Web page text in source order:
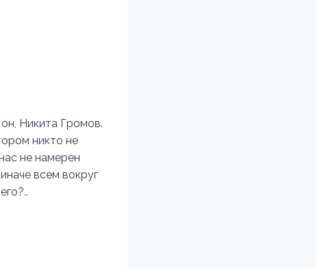
Никита Громов.
никто не
не намерен
всем вокруг